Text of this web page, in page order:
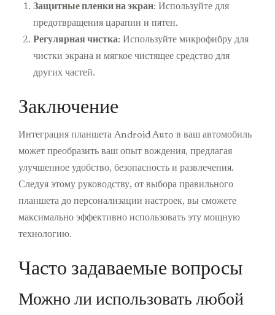
Защитные пленки на экран: Используйте для
предотвращения царапин и пятен.
Регулярная чистка: Используйте микрофибру для
чистки экрана и мягкое чистящее средство для
других частей.
Заключение
Интеграция планшета Android Auto в ваш автомобиль
может преобразить ваш опыт вождения, предлагая
улучшенное удобство, безопасность и развлечения.
Следуя этому руководству, от выбора правильного
планшета до персонализации настроек, вы сможете
максимально эффективно использовать эту мощную
технологию.
Часто задаваемые вопросы
Можно ли использовать любой